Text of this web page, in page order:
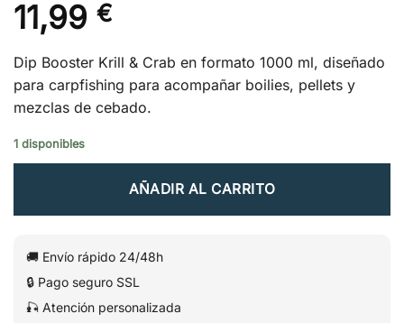
11,99 €
Dip Booster Krill & Crab en formato 1000 ml, diseñado
para carpfishing para acompañar boilies, pellets y
mezclas de cebado.
1 disponibles
AÑADIR AL CARRITO
🚚 Envío rápido 24/48h
🔒 Pago seguro SSL
🎣 Atención personalizada